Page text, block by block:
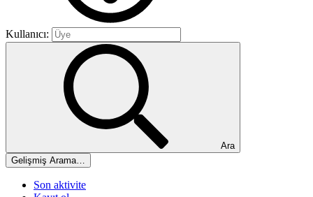
Kullanıcı:
Ara
Gelişmiş Arama…
Son aktivite